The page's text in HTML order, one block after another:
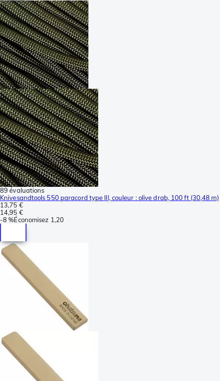
89 évaluations
Knivesandtools 550 paracord type III, couleur : olive drab, 100 ft (30,48 m)
13,75 €
14,95 €
-8 %Économisez 1,20